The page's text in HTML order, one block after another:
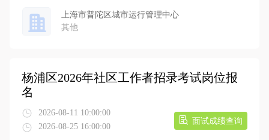
上海市普陀区城市运行管理中心
其他
杨浦区2026年社区工作者招录考试岗位报
名
2026-08-11 10:00:00
2026-08-25 16:00:00
面试成绩查询